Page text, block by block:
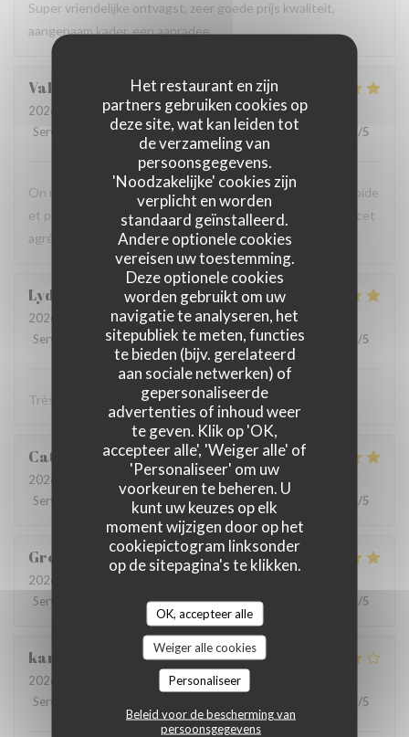
Het restaurant en zijn
partners gebruiken cookies op
deze site, wat kan leiden tot
de verzameling van
persoonsgegevens.
'Noodzakelijke' cookies zijn
verplicht en worden
standaard geïnstalleerd.
Andere optionele cookies
vereisen uw toestemming.
Deze optionele cookies
worden gebruikt om uw
navigatie te analyseren, het
sitepubliek te meten, functies
te bieden (bijv. gerelateerd
aan sociale netwerken) of
gepersonaliseerde
advertenties of inhoud weer
te geven. Klik op 'OK,
accepteer alle', 'Weiger alle' of
'Personaliseer' om uw
voorkeuren te beheren. U
kunt uw keuzes op elk
moment wijzigen door op het
cookiepictogram linksonder
op de sitepagina's te klikken.
OK, accepteer alle
Weiger alle cookies
Personaliseer
Beleid voor de bescherming van
persoonsgegevens
Super vriendelijke ontvagst, zeer goede prijs kwaliteit,
aangenaam kader, een aanradee
Valerie
2026-08-06
- 12:45 - Gasten 4
Service
Atmosfeer:5 /5 Keuken :5/5 Kwaliteit / Prijs /5
On recommande vivement, carte avec du choix ,service rapide
et personnels très agréable, prix raisonnables..merci pour cet
agréable moment en terrasse.
Lydia
2026-08-06
- 12:15 - Gasten 3
Service
Atmosfeer:5/5 Keuken:5 /5 Kwaliteit / Prijs /5
Très bonne cuisine ! Très bon accueil !
CatherineD
2026-08-02
- 19:30 - Gasten 4
Service
Atmosfeer Kwaliteit / Prijs /5
Grégory
2026-08-02
Service
Atmosfeer:5/5 Keuken:5/5 Kwaliteit / Prijs /5
karolien
2026-07-31
- 19:45 - Gasten 4
Service
/5